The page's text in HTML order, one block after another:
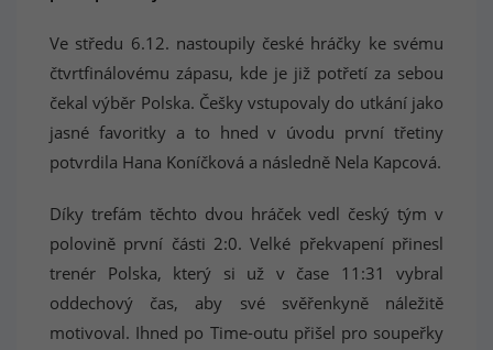
Ve středu 6.12. nastoupily české hráčky ke svému
čtvrtfinálovému zápasu, kde je již potřetí za sebou
čekal výběr Polska. Češky vstupovaly do utkání jako
jasné favoritky a to hned v úvodu první třetiny
potvrdila Hana Koníčková a následně Nela Kapcová.
Díky trefám těchto dvou hráček vedl český tým v
polovině první části 2:0. Velké překvapení přinesl
trenér Polska, který si už v čase 11:31 vybral
oddechový čas, aby své svěřenkyně náležitě
motivoval. Ihned po Time-outu přišel pro soupeřky